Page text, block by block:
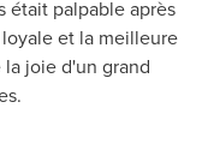
était palpable après
et la meilleure
joie d'un grand